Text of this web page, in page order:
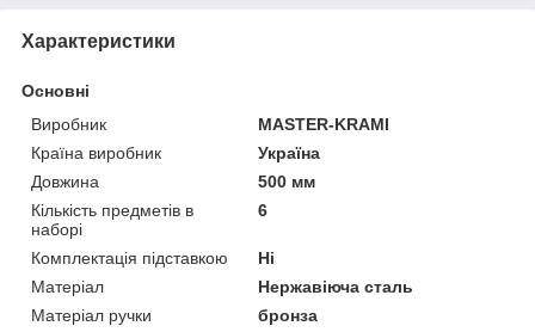
Характеристики
Основні
Виробник
MASTER-KRAMI
Країна виробник
Україна
Довжина
500 мм
Кількість предметів в
наборі
6
Комплектація підставкою
Ні
Матеріал
Нержавіюча сталь
Матеріал ручки
бронза